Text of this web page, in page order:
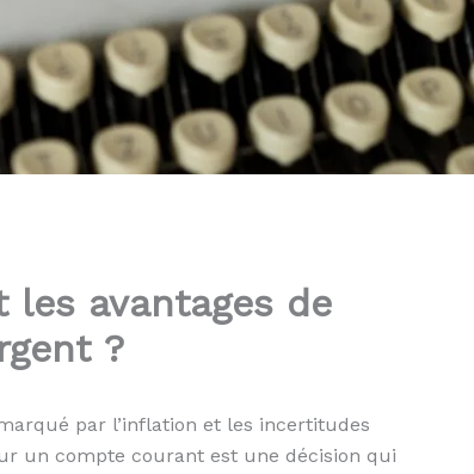
avantages de
?
par l’inflation et les incertitudes
un compte courant est une décision qui